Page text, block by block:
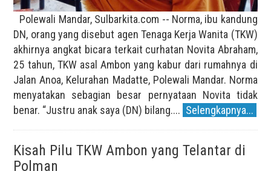
Polewali Mandar, Sulbarkita.com -- Norma, ibu kandung
DN, orang yang disebut agen Tenaga Kerja Wanita (TKW)
akhirnya angkat bicara terkait curhatan Novita Abraham,
25 tahun, TKW asal Ambon yang kabur dari rumahnya di
Jalan Anoa, Kelurahan Madatte, Polewali Mandar. Norma
menyatakan sebagian besar pernyataan Novita tidak
benar. “Justru anak saya (DN) bilang.... Selengkapnya...
Kisah Pilu TKW Ambon yang Telantar di
Polman